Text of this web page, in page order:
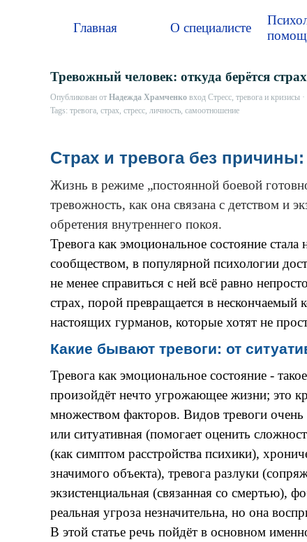
Главная
О специалисте
Тревожный человек: откуда берётся
Опубликован от Надежда Храмченко вход Стресс, тревога и кризисы
Tags: тревога, страх, стресс, личность, самоотношение
Страх и тревога без
Жизнь в режиме „постоянной боевой
тревожность, как она связана с детством и
обретения внутреннего покоя.
Тревога как эмоциональное состояние
сообществом, в популярной психологии
не менее справиться с ней всё равно
страх, порой превращается в нескончаемый
настоящих гурманов, которые хотят не
Какие бывают тревоги: от
Тревога как эмоциональное состояние -
произойдёт нечто угрожающее жизни; это
множеством факторов. Видов тревоги
или ситуативная (помогает оценить
(как симптом расстройства психики),
значимого объекта), тревога разлуки
экзистенциальная (связанная со смертью),
реальная угроза незначительна, но она
В этой статье речь пойдёт в основном